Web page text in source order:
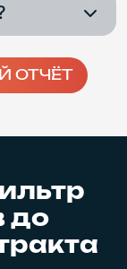
сервиса.
ОТЧЁТ
до